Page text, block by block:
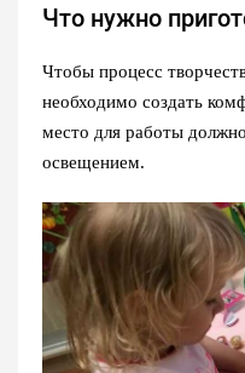
Что нужно
Чтобы процесс
необходимо создать
место для работы
освещением.